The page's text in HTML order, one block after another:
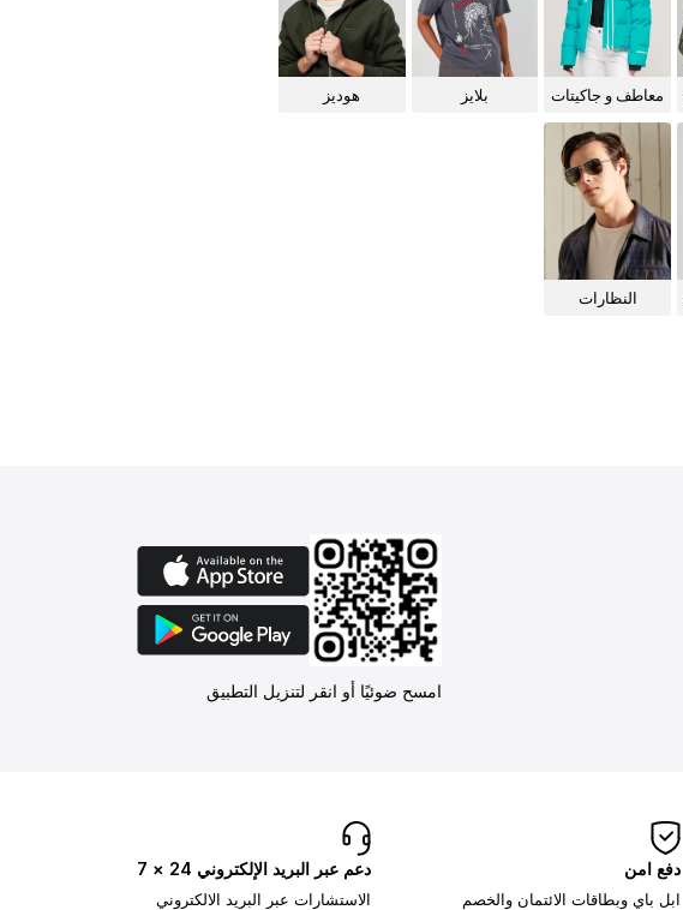
معاطف و جاكيتات
بلايز هوديز
النظارات
امسح ضوئيًا أو انقر لتنزيل التطبيق
دفع امن
ابل باي وبطاقات الائتمان والخصم
دعم عبر البريد الإلكتروني 24 × 7
الاستشارات عبر البريد الالكتروني